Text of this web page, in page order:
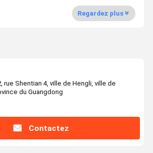
Regardez plus
rue Shentian 4, ville de Hengli, ville de
du Guangdong
Contactez